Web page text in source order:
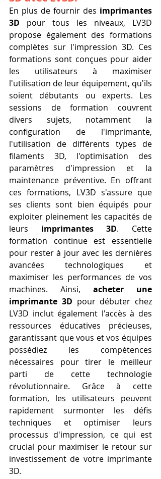
En plus de fournir des imprimantes
3D pour tous les niveaux, LV3D
propose également des formations
complètes sur l'impression 3D. Ces
formations sont conçues pour aider
les utilisateurs à maximiser
l'utilisation de leur équipement, qu'ils
soient débutants ou experts. Les
sessions de formation couvrent
divers sujets, notamment la
configuration de l'imprimante,
l'utilisation de différents types de
filaments 3D, l'optimisation des
paramètres d'impression et la
maintenance préventive. En offrant
ces formations, LV3D s'assure que
ses clients sont bien équipés pour
exploiter pleinement les capacités de
leurs imprimantes 3D. Cette
formation continue est essentielle
pour rester à jour avec les dernières
avancées technologiques et
maximiser les performances de vos
machines. Ainsi, acheter une
imprimante 3D pour débuter chez
LV3D inclut également l'accès à des
ressources éducatives précieuses,
garantissant que vous et vos équipes
possédiez les compétences
nécessaires pour tirer le meilleur
parti de cette technologie
révolutionnaire. Grâce à cette
formation, les utilisateurs peuvent
rapidement surmonter les défis
techniques et optimiser leurs
processus d'impression, ce qui est
crucial pour maximiser le retour sur
investissement de votre imprimante
3D.